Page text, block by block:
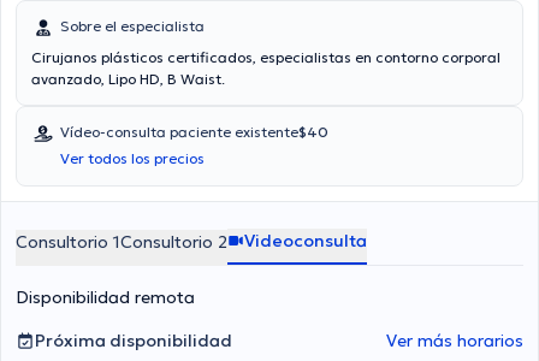
Sobre el especialista
Cirujanos plásticos certificados, especialistas en contorno corporal
avanzado, Lipo HD, B Waist.
Vídeo-consulta paciente existente$40
Ver todos los precios
Consultorio 1Consultorio 2 Videoconsulta
Disponibilidad remota
Próxima disponibilidad
Ver más horarios